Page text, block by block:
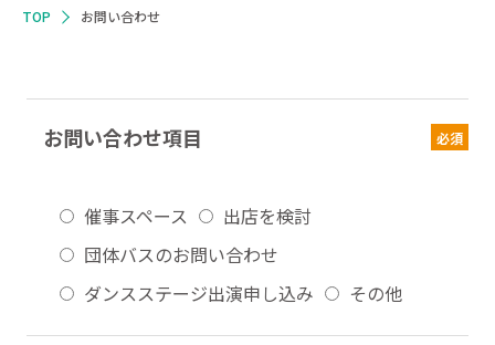
TOP お問い合わせ
お問い合わせ項目 必須
催事スペース
出店を検討
団体バスのお問い合わせ
ダンスステージ出演申し込み
その他